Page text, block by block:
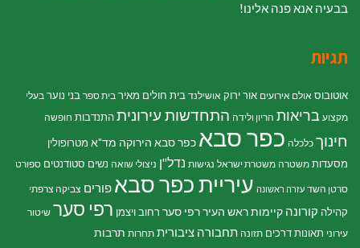
בבעיה אנא פנה אלינו!
תגיות
אוטובוס אולם אירועים אור ירוק אושילנד בית חולים מאיר בית ספר בני נוער בעלי
מקצוע בריאות הריון ולידה התחדשות עירוניתהתנדבות חופשה
חינוך כלכלה כפר סבא כפר סבא הירוקה מד"א מטרופולין
מסעדות משטרה משטרת ישראל נגישות נדל"ן ניצולי שואה נשים סטודנטים ספורט
סרטן השד עזרה ראשונה עיריית כפר סבא פורים צביקה צרפתי
קהילה קורונה קיימותראש העיר רפי סער רחוב ויצמן רפי סער שיטור
עירוני תאונות דרכים תזונה תחבורה ציבורית תחרות תרבות